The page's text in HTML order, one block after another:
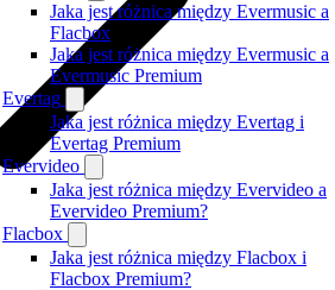
Jaka jest różnica między Evermusic a
Flacbox
Jaka jest różnica między Evermusic a
Evermusic Premium
Evertag
Jaka jest różnica między Evertag i
Evertag Premium
Evervideo
Jaka jest różnica między Evervideo a
Evervideo Premium?
Flacbox
Jaka jest różnica między Flacbox i
Flacbox Premium?